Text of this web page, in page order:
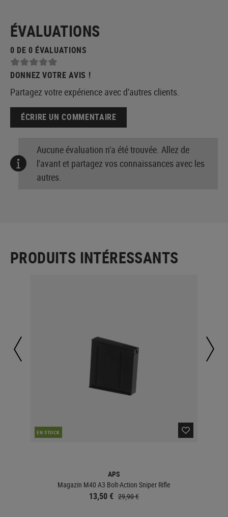
ÉVALUATIONS
0 DE 0 ÉVALUATIONS
DONNEZ VOTRE AVIS !
Partagez votre expérience avec d'autres clients.
ÉCRIRE UN COMMENTAIRE
Aucune évaluation n'a été trouvée. Allez de
l'avant et partagez vos connaissances avec les
autres.
PRODUITS INTÉRESSANTS
EN STOCK
APS
Magazin M40 A3 Bolt-Action Sniper Rifle
13,50 € 29,90 €